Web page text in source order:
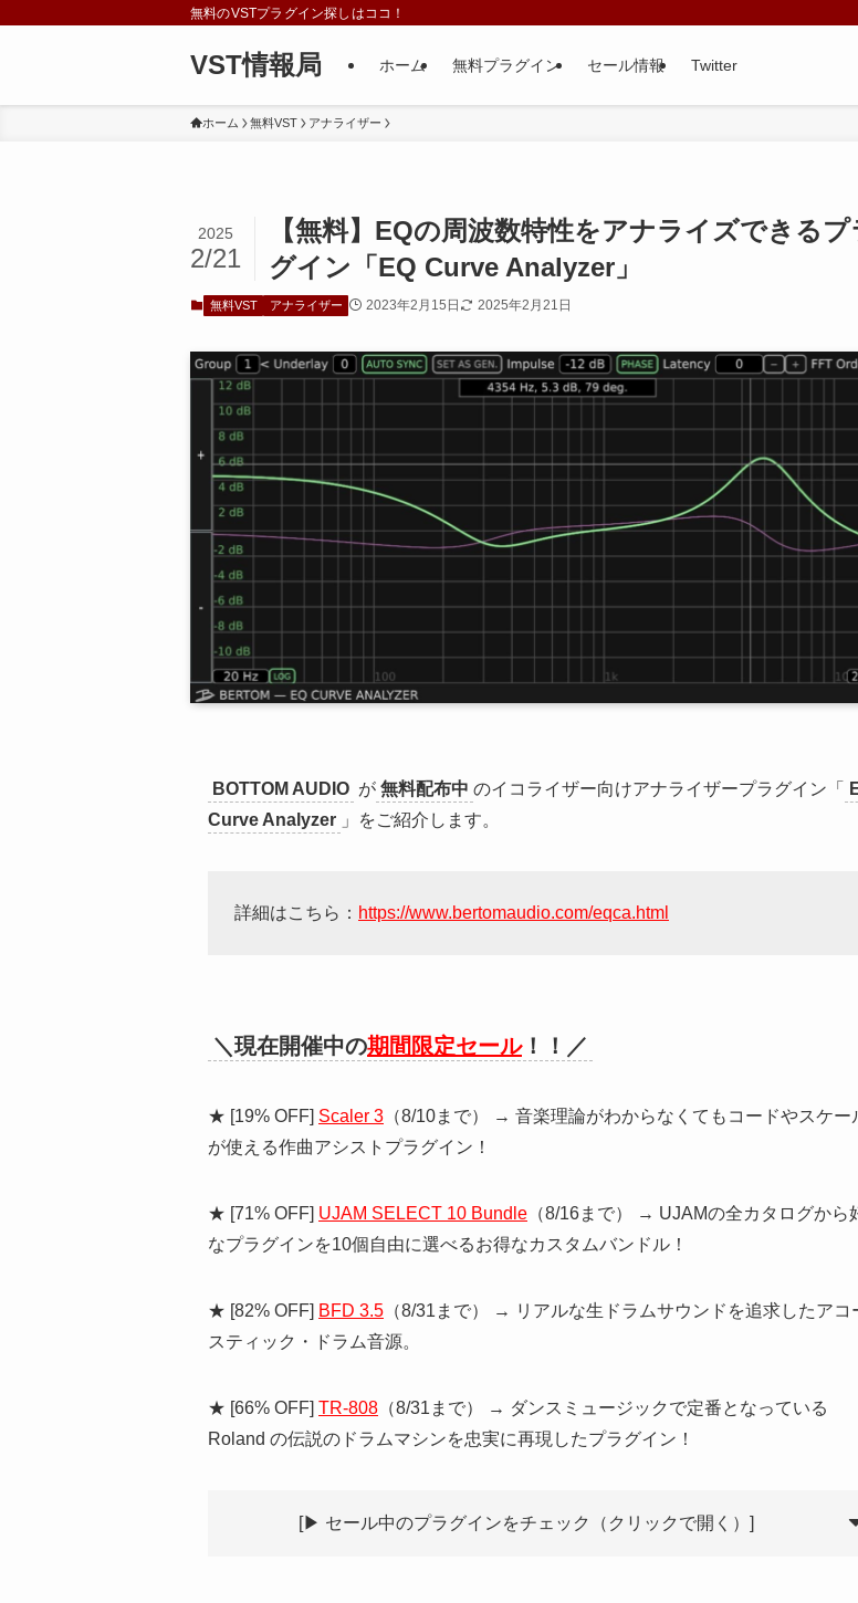
無料のVSTプラグイン探しはココ！
VST情報局 ホーム 無料プラグイン セール情報 Twitter
ホーム 無料VST アナライザー
【無料】EQの周波数特性をアナライズできるプ
グイン「EQ Curve Analyzer」
2025
2/21
無料VST アナライザー 2023年2月15日 2025年2月21日
BOTTOM AUDIO が 無料配布中 のイコライザー向けアナライザープラグイン「
Curve Analyzer 」をご紹介します。
詳細はこちら： https://www.bertomaudio.com/eqca.html
＼現在開催中の期間限定セール！！／
★ [19% OFF] Scaler 3 （8/10まで） → 音楽理論がわからなくてもコードやスケー
が使える作曲アシストプラグイン！
★ [71% OFF] UJAM SELECT 10 Bundle （8/16まで） → UJAMの全カタログから
なプラグインを10個自由に選べるお得なカスタムバンドル！
★ [82% OFF] BFD 3.5 （8/31まで） → リアルな生ドラムサウンドを追求したアコ
スティック・ドラム音源。
★ [66% OFF] TR-808 （8/31まで） → ダンスミュージックで定番となっている
Roland の伝説のドラムマシンを忠実に再現したプラグイン！
[▶︎ セール中のプラグインをチェック（クリックで開く）]